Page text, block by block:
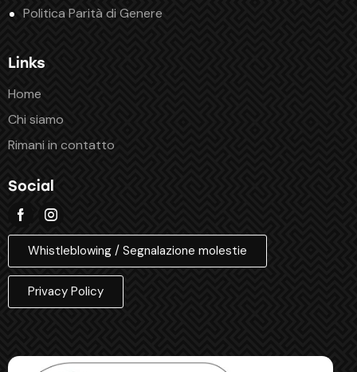
Politica Parità di Genere
Links
Home
Chi siamo
Rimani in contatto
Social
Whistleblowing / Segnalazione molestie
Privacy Policy